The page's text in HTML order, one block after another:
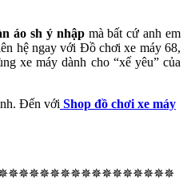
áo sh ý nhậpmà bất cứ anh em
hệ ngay với Đồ chơi xe máy 68,
xe máy dành cho “xế yêu” của
Đến với Shop đồ chơi xe máy